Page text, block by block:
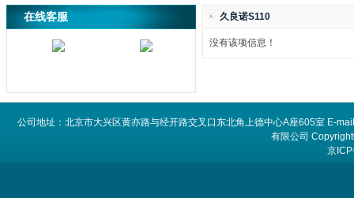
在线客服 久良诺S110
没有该项信息！
公司地址：北京市大兴区黄亦路与经开路交叉口东北角上德中心A座605室 E-
有限公司
京